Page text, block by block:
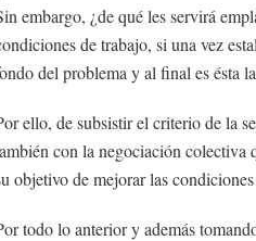
embargo, ¿de qué les servirá
de trabajo, si una vez
del problema y al final es ésta
ello, de subsistir el criterio de la
con la negociación colectiva
objetivo de mejorar las
todo lo anterior y además